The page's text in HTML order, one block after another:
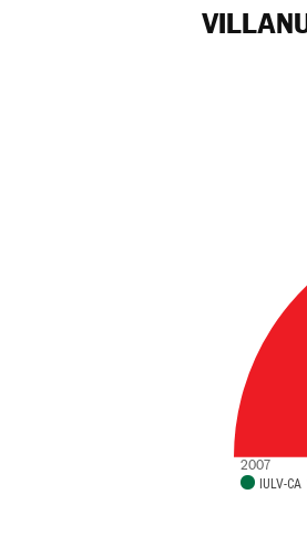
IULV-CA
2007